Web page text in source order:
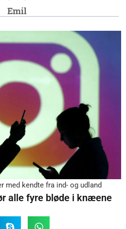
Emil
med kendte fra ind- og udland
alle fyre bløde i knæene